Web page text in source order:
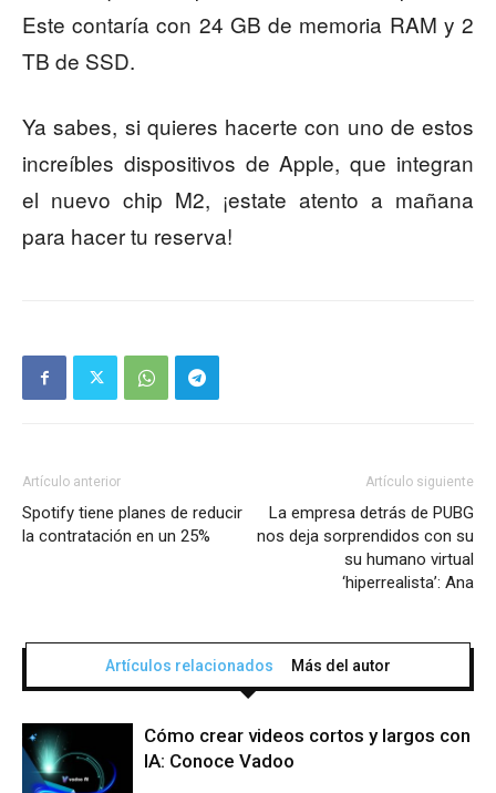
Este contaría con 24 GB de memoria RAM y 2
TB de SSD.
Ya sabes, si quieres hacerte con uno de estos
increíbles dispositivos de Apple, que integran
el nuevo chip M2, ¡estate atento a mañana
para hacer tu reserva!
Artículo anterior
Spotify tiene planes de reducir
la contratación en un 25%
Artículo siguiente
La empresa detrás de PUBG
nos deja sorprendidos con su
su humano virtual
‘hiperrealista’: Ana
Artículos relacionados Más del autor
Cómo crear videos cortos y largos con
IA: Conoce Vadoo